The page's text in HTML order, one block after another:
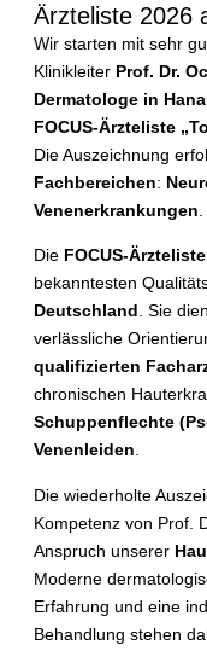
Ärzteliste 2026
Wir starten mit sehr
Klinikleiter Prof. Dr.
Dermatologe in
FOCUS-Ärzteliste
Die Auszeichnung
Fachbereichen:
Venenerkrankungen
Die FOCUS-Ärzteliste
bekanntesten
Deutschland. Sie
verlässliche
qualifizierten
chronischen
Schuppenflechte
Venenleiden.
Die wiederholte
Kompetenz von Prof.
Anspruch unserer
Moderne
Erfahrung und eine
Behandlung stehen